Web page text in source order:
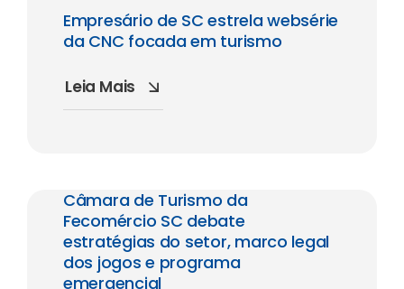
Empresário de SC estrela websérie
da CNC focada em turismo
Leia Mais
Câmara de Turismo da
Fecomércio SC debate
estratégias do setor, marco legal
dos jogos e programa
emergencial